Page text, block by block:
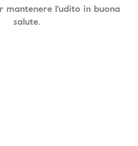
mantenere l'udito in buona
salute.